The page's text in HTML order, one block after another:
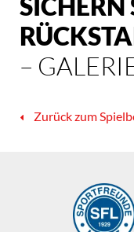
–
Zurück zum